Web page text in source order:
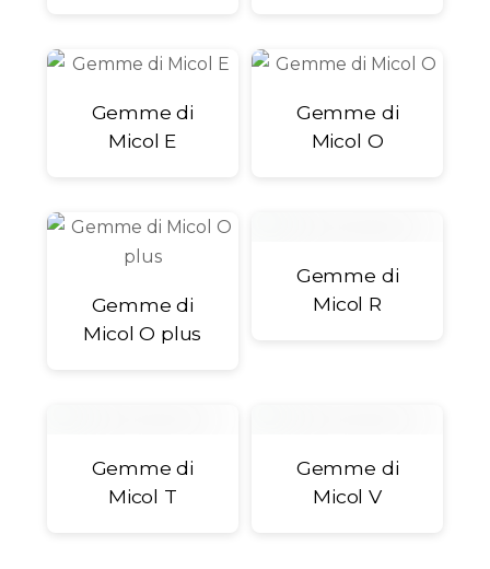
Gemme di
Micol E
Gemme di
Micol O
Gemme di
Micol O plus
Gemme di
Micol R
Gemme di
Micol T
Gemme di
Micol V